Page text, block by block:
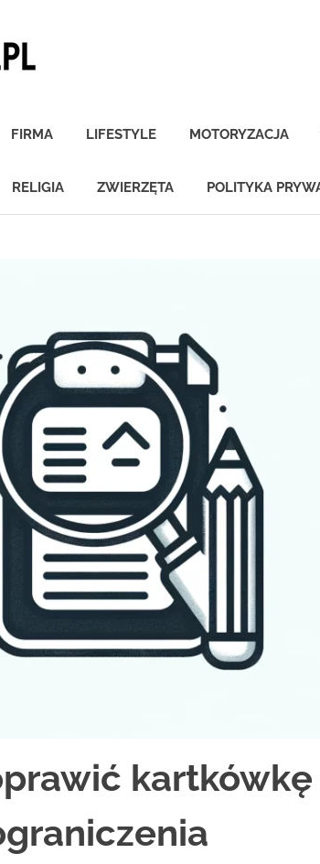
FIRMA LIFESTYLE MOTORYZACJA
RELIGIA ZWIERZĘTA POLITYKA
kartkówkę